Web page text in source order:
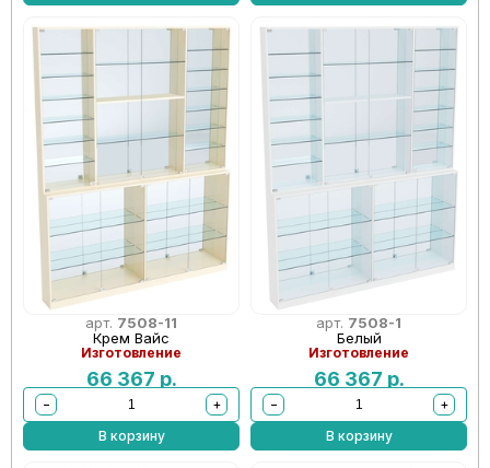
арт. 7508-11
Крем Вайс
Изготовление
66 367 р.
−
+
В корзину
арт. 7508-1
Белый
Изготовление
66 367 р.
−
+
В корзину